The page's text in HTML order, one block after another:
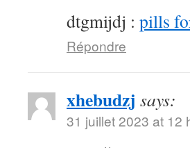
dtgmijdj : pills
Répondre
xhebudzj says:
31 juillet 2023 at 12